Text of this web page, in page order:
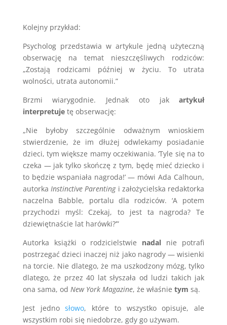
Kolejny przykład:
Psycholog przedstawia w artykule jedną użyteczną
obserwację na temat nieszczęśliwych rodziców:
„Zostają rodzicami później w życiu. To utrata
wolności, utrata autonomii.”
Brzmi wiarygodnie. Jednak oto jakartykuł
interpretujetę obserwację:
„Nie byłoby szczególnie odważnym wnioskiem
stwierdzenie, że im dłużej odwlekamy posiadanie
dzieci, tym większe mamy oczekiwania. ‘Tyle się na to
czeka — jak tylko skończę z tym, będę mieć dziecko i
to będzie wspaniała nagroda!’ — mówi Ada Calhoun,
autorkaInstinctive Parentingi założycielska redaktorka
naczelna Babble, portalu dla rodziców. ‘A potem
przychodzi myśl: Czekaj, to jest ta nagroda? Te
dziewiętnaście lat harówki?’”
Autorka książki o rodzicielstwie nadal nie potrafi
postrzegać dzieci inaczej niż jako nagrody — wisienki
na torcie. Nie dlatego, że ma uszkodzony mózg, tylko
dlatego, że przez 40 lat słyszała od ludzi takich jak
ona sama, od New York Magazine, że właśnie tym są.
Jest jednosłowo, które to wszystko opisuje, ale
wszystkim robi się niedobrze, gdy go używam.